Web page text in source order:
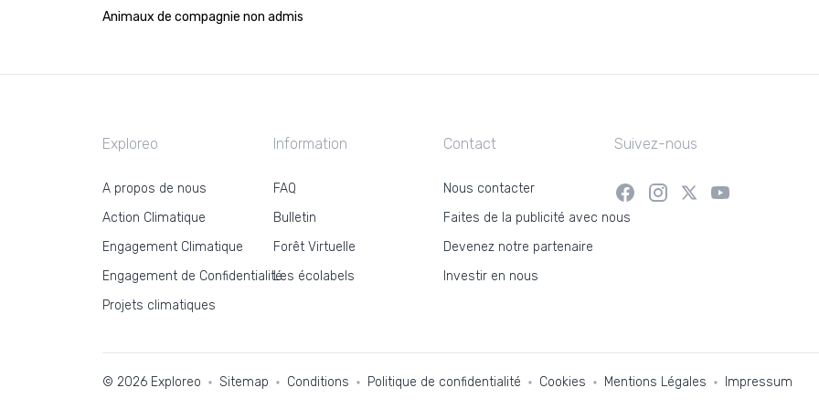
Animaux de compagnie non admis
Exploreo
A propos de nous
Action Climatique
Engagement Climatique
Engagement de Confidentialité
Projets climatiques
Information
FAQ
Bulletin
Forêt Virtuelle
Les écolabels
Contact
Nous contacter
Faites de la publicité avec nous
Devenez notre partenaire
Investir en nous
Suivez-nous
© 2026 Exploreo Sitemap Conditions Politique de confidentialité Cookies Mentions Légales Impressum